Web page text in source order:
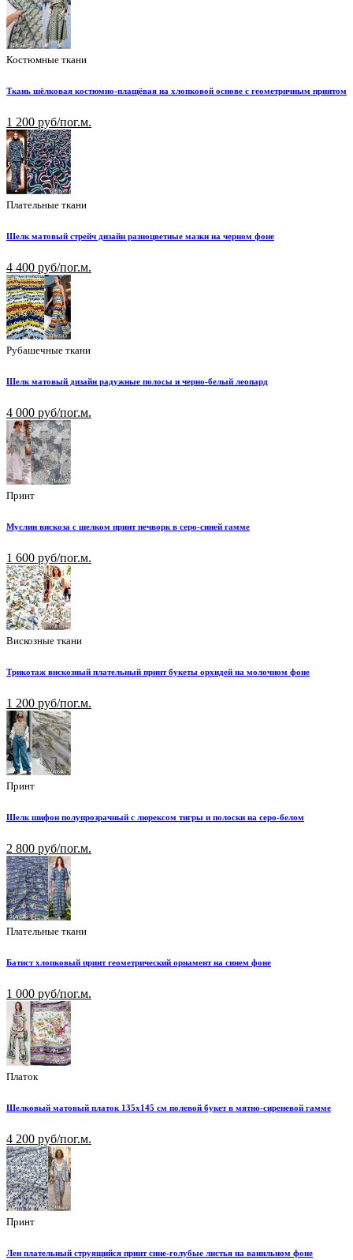
Костюмные ткани
Ткань шёлковая костюмно-плащёвая на хлопковой основе с геометричным принтом
1 200 руб/пог.м.
Плательные ткани
Шелк матовый стрейч дизайн разноцветные мазки на черном фоне
4 400 руб/пог.м.
Рубашечные ткани
Шелк матовый дизайн радужные полосы и черно-белый леопард
4 000 руб/пог.м.
Принт
Муслин вискоза с шелком принт печворк в серо-синей гамме
1 600 руб/пог.м.
Вискозные ткани
Трикотаж вискозный плательный принт букеты орхидей на молочном фоне
1 200 руб/пог.м.
Принт
Шелк шифон полупрозрачный с люрексом тигры и полоски на серо-белом
2 800 руб/пог.м.
Плательные ткани
Батист хлопковый принт геометрический орнамент на синем фоне
1 000 руб/пог.м.
Платок
Шелковый матовый платок 135х145 см полевой букет в мятно-сиреневой гамме
4 200 руб/пог.м.
Принт
Лен плательный струящийся принт сине-голубые листья на ванильном фоне